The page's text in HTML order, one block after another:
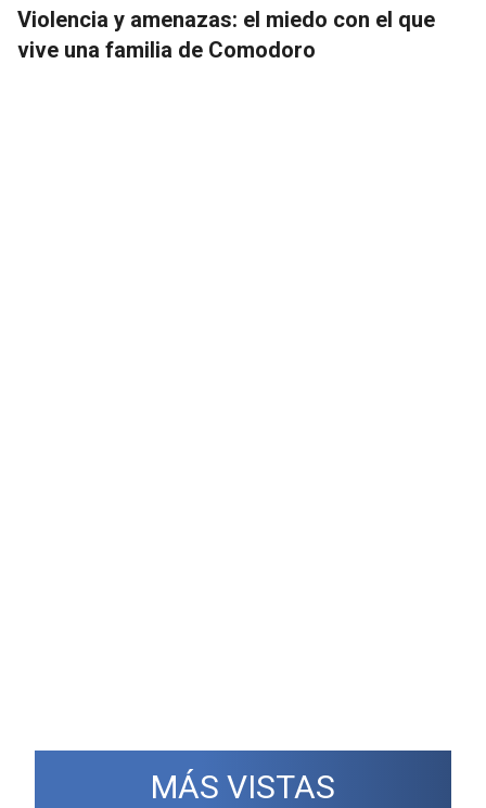
Violencia y amenazas: el miedo con el que
vive una familia de Comodoro
MÁS VISTAS